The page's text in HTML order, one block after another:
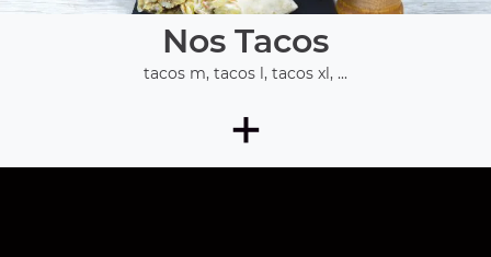
Nos Tacos
tacos m, tacos l, tacos xl, ...
+